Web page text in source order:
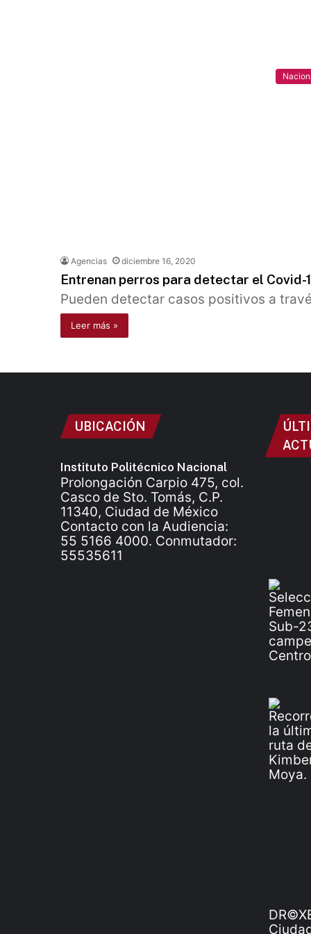
Agencias diciembre 16, 2020
Entrenan perros para detectar el Covid-
Pueden detectar casos positivos a
Leer más »
UBICACIÓN
Instituto Politécnico Nacional
Prolongación Carpio 475, col.
Casco de Sto. Tomás, C.P.
11340, Ciudad de México
Contacto con la Audiencia:
55 5166 4000. Conmutador:
55535611